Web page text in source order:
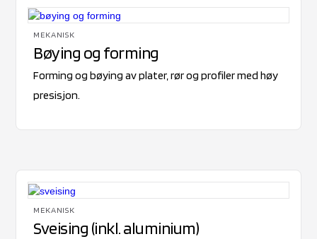
MEKANISK
Bøying og forming
Forming og bøying av plater, rør og profiler med høy
presisjon.
MEKANISK
Sveising (inkl. aluminium)